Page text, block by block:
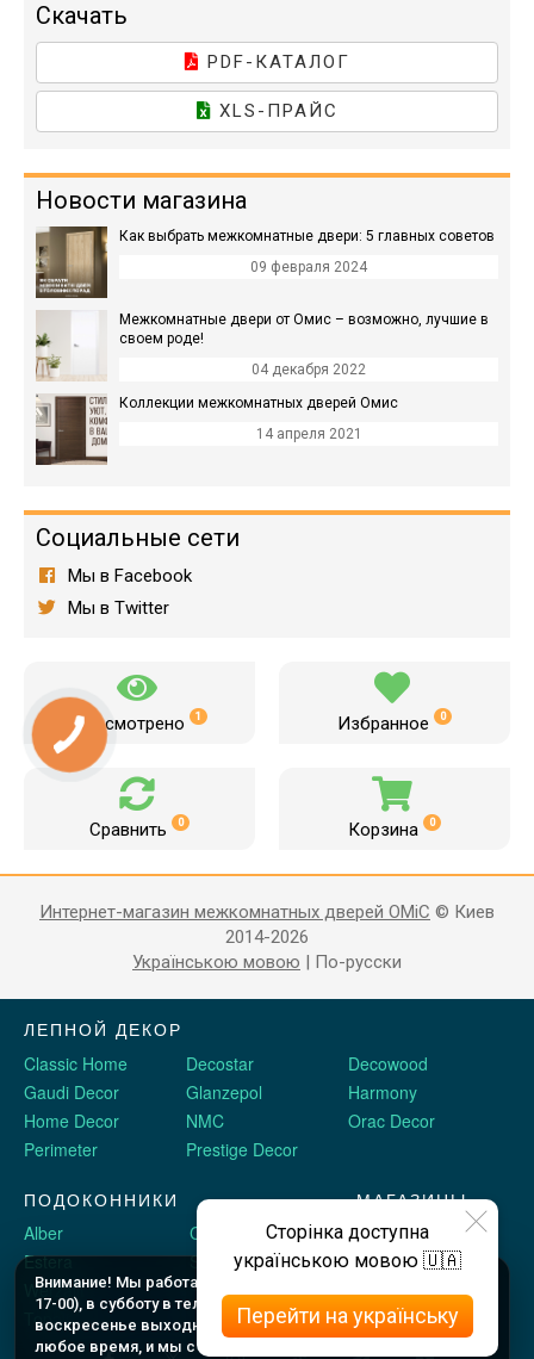
Скачать
PDF-КАТАЛОГ
XLS-ПРАЙС
Новости магазина
Как выбрать межкомнатные двери: 5 главных советов
09 февраля 2024
Межкомнатные двери от Омис – возможно, лучшие в
своем роде!
04 декабря 2022
Коллекции межкомнатных дверей Омис
14 апреля 2021
Социальные сети
Мы в Facebook
Мы в Twitter
Просмотрено 1 Избранное 0
Сравнить 0 Корзина 0
Интернет-магазин межкомнатных дверей OMiC © Киев
2014-2026
Українською мовою | По-русски
ЛЕПНОЙ ДЕКОР
Classic Home
Decostar
Decowood
Gaudi Decor
Glanzepol
Harmony
Home Decor
NMC
Orac Decor
Perimeter
Prestige Decor
ПОДОКОННИКИ
Alber
Crystalit
Estera
Sauberg
Werzalit
Plastolit
Topalit
МАГАЗИНЫ
Двери Omis
Stickerwall
Жидкие обои
Внимание! Мы работаем c 9 до 18 по будням (шоу рум до
17-00), в субботу в телефоном режиме с 10 до 16, и в
воскресенье выходные. Оформляйте заказы онлайн в
любое время, и мы с Вами свяжемся.
Сторінка доступна
українською мовою 🇺🇦
Перейти на українську